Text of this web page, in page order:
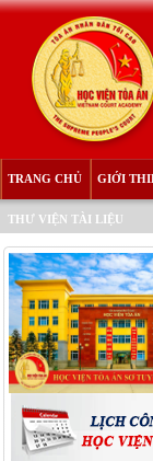
TRANG CHỦ GIỚI
THƯ VIỆN TÀI LIỆU